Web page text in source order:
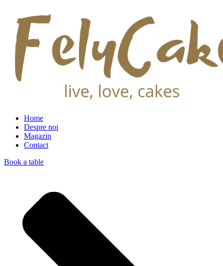
Home
Despre noi
Magazin
Contact
Book a table